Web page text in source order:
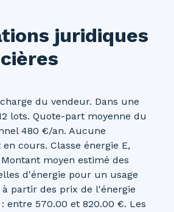
juridiques
du vendeur. Dans une
lots. Quote-part moyenne du
480 €/an. Aucune
cours. Classe énergie E,
moyen estimé des
d'énergie pour un usage
partir des prix de l'énergie
entre 570.00 et 820.00 €. Les